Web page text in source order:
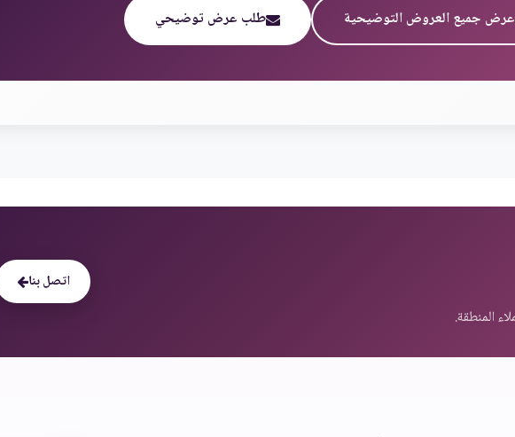
طلب عرض توضيحي عرض جميع العروض التوضيحية
اتصل بنا